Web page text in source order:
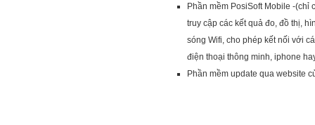
Phần mềm PosiSoft Mobile -(chỉ
truy cập các kết quả đo, đồ thị,
sóng Wifi, cho phép kết nối với
điện thoại thông minh, iphone
Phần mềm update qua website